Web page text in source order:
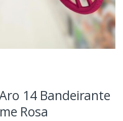
14 Bandeirante
Rosa